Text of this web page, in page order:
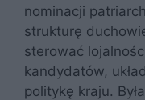
nominacji
strukturę
sterować
kandydatów,
politykę kraju.